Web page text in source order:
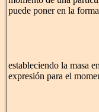
puede poner en la forma
estableciendo la masa
expresión para el